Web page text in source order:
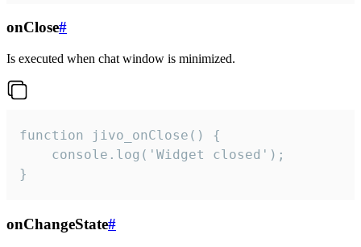
onClose#
Is executed when chat window is minimized.
function jivo_onClose() {
    console.log('Widget closed');
}
onChangeState#